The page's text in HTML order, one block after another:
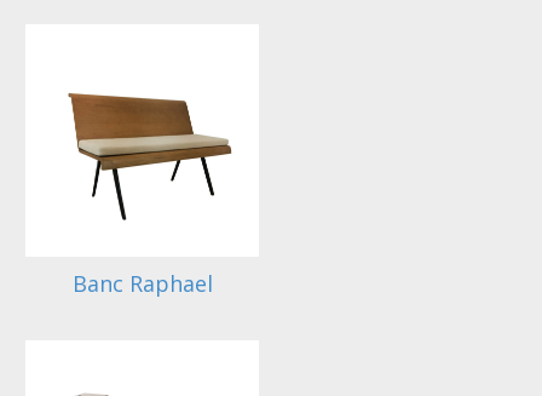
Banc Raphael